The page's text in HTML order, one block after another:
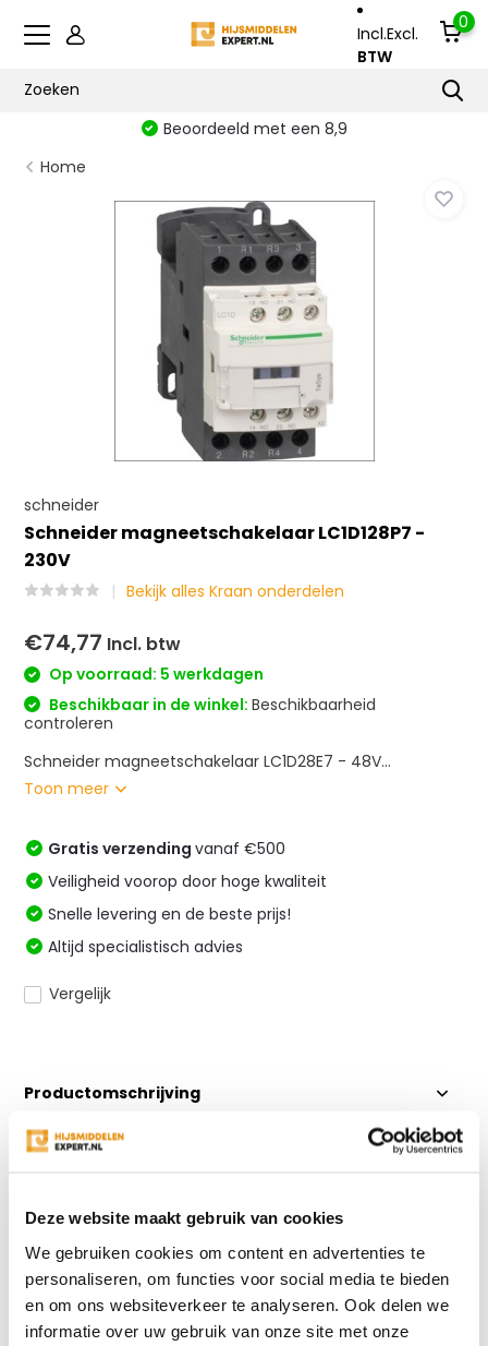
Deze website maakt gebruik van cookies
We gebruiken cookies om content en advertenties te
personaliseren, om functies voor social media te bieden
en om ons websiteverkeer te analyseren. Ook delen we
informatie over uw gebruik van onze site met onze
Incl.Excl.
BTW
0
Beoordeeld met een 8,9
Home
schneider
Schneider magneetschakelaar LC1D128P7 -
230V
Bekijk alles Kraan onderdelen
€74,77 Incl. btw
Op voorraad: 5 werkdagen
Beschikbaar in de winkel:Beschikbaarheid
controleren
Schneider magneetschakelaar LC1D28E7 - 48V...
Toon meer
Gratis verzendingvanaf €500
Veiligheid voorop door hoge kwaliteit
Snelle levering en de beste prijs!
Altijd specialistisch advies
Vergelijk
Productomschrijving
Reviews